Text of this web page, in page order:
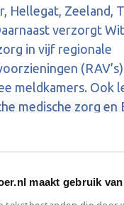
maakt gebruik
Hellegat, Zeeland,
verzorgt
in vijf regionale
meldkamers. Ook
medische zorg en
en kleine
leveren we
aan